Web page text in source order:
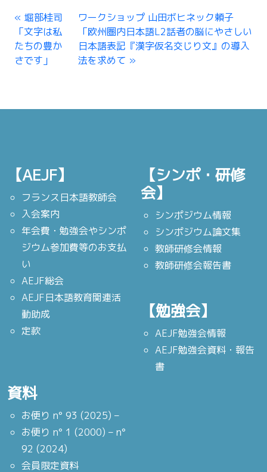
堀部桂司
「文字は私
たちの豊か
さです」
ワークショップ 山田ボヒネック頼子
「欧州圏内日本語L2話者の脳にやさしい
日本語表記『漢字仮名交じり文』の導入
法を求めて
【AEJF】
フランス日本語教師会
入会案内
年会費・勉強会やシンポ
ジウム参加費等のお支払
い
AEJF総会
AEJF日本語教育関連活
動助成
定款
【シンポ・研修
会】
シンポジウム情報
シンポジウム論文集
教師研修会情報
教師研修会報告書
【勉強会】
AEJF勉強会情報
AEJF勉強会資料・報告
書
資料
お便り n° 93 (2025) –
お便り n° 1 (2000) – n°
92 (2024)
会員限定資料